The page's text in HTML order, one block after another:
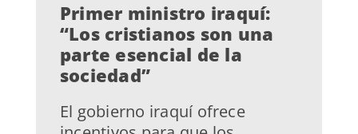
Primer ministro iraquí:
“Los cristianos son una
parte esencial de la
sociedad”
El gobierno iraquí ofrece